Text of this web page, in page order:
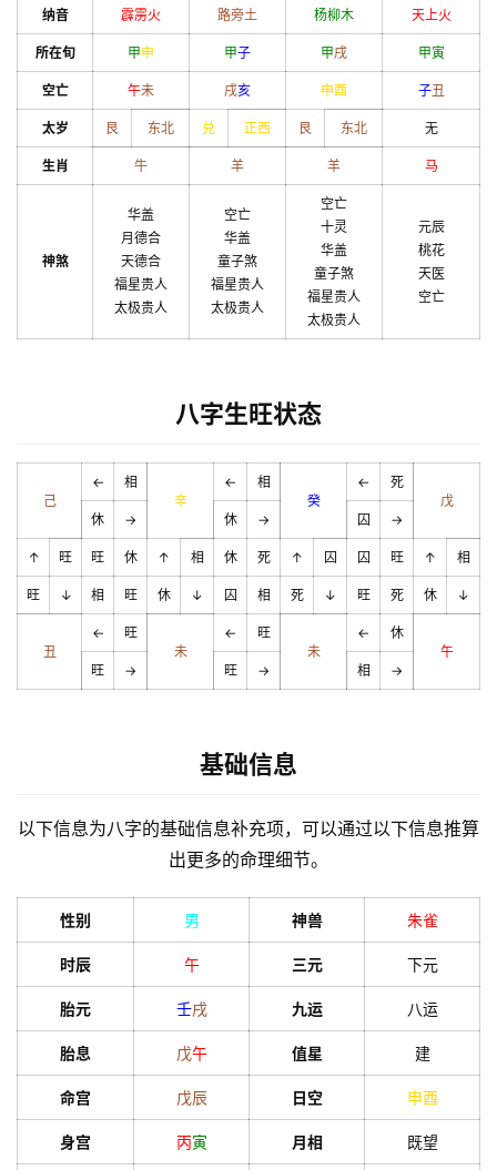
纳音 霹雳火 路旁土 杨柳木 天上火
所在旬 甲申 甲子 甲戌 甲寅
空亡 午未 戌亥 申酉 子丑
太岁 艮 东北 兑 正西 艮 东北 无
生肖 牛 羊 羊 马
神煞
华盖
月德合
天德合
福星贵人
太极贵人
空亡
华盖
童子煞
福星贵人
太极贵人
空亡
十灵
华盖
童子煞
福星贵人
太极贵人
元辰
桃花
天医
空亡
八字生旺状态
己
←
相
辛
←
相
癸
←
死
戊
休
→ 休 → 囚 →
↑ 旺 旺 休 ↑ 相 休 死 ↑ 囚 囚 旺 ↑ 相
旺 ↓ 相 旺 休 ↓ 囚 相 死 ↓ 旺 死 休 ↓
丑
←
旺
未
←
旺
未
←
休
午
旺
→ 旺 → 相 →
基础信息
以下信息为八字的基础信息补充项，可以通过以下信息推算
出更多的命理细节。
性别 男 神兽 朱雀
时辰 午 三元 下元
胎元 壬戌 九运 八运
胎息 戊午 值星 建
命宫 戊辰 日空 申酉
身宫 丙寅 月相 既望